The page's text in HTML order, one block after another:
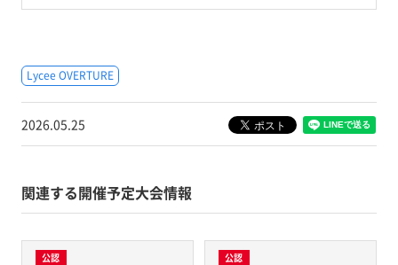
Lycee OVERTURE
2026.05.25
関連する開催予定大会情報
公認 公認